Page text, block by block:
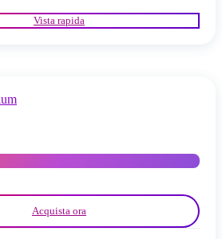
Vista rapida
Acquista ora